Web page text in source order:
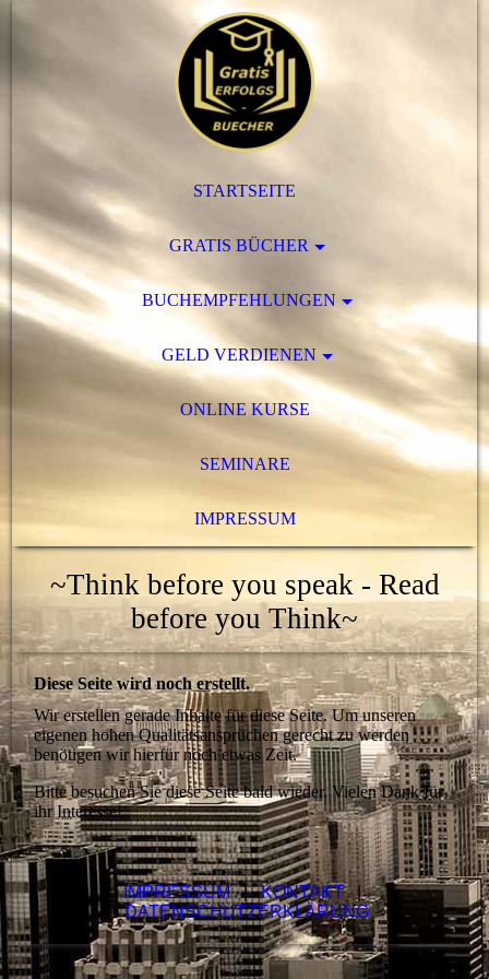
STARTSEITE
GRATIS BÜCHER
BUCHEMPFEHLUNGEN
GELD VERDIENEN
ONLINE KURSE
SEMINARE
IMPRESSUM
~Think before you speak - Read
before you Think~
Diese Seite wird noch erstellt.
Wir erstellen gerade Inhalte für diese Seite. Um unseren
eigenen hohen Qualitätsansprüchen gerecht zu werden
benötigen wir hierfür noch etwas Zeit.
Bitte besuchen Sie diese Seite bald wieder. Vielen Dank für
ihr Interesse!
IMPRESSUM|KONTAKT|
DATENSCHUTZERKLÄRUNG